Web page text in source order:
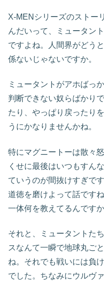
X-MENシリーズのストー
んだいって、ミュータン
ですよね。人間界がどう
係ないじゃないですか。
ミュータントがアホばっ
判断できない奴らばかり
たり、やっぱり戻ったり
うにかなりませんかね。
特にマグニートーは散々
くせに最後はいつもすん
ていうのが間抜けすぎで
道徳を磨けよって話です
一体何を教えてるんですか
それと、ミュータントた
スなんて一瞬で地球丸ご
ね。それでも戦いには負
でした。ちなみにウルヴ